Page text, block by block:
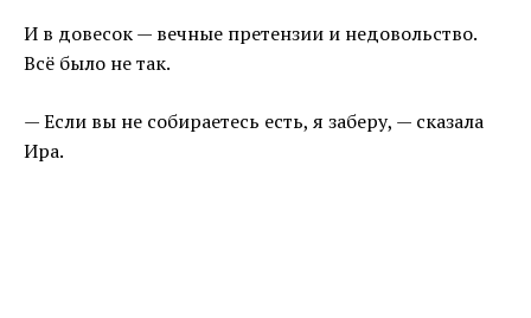
И в довесок — вечные претензии и недовольство.
Всё было не так.
— Если вы не собираетесь есть, я заберу, — сказала
Ира.